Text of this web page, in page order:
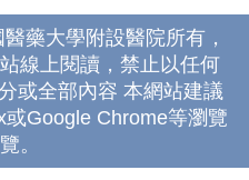
藥大學附設醫院所有，
線上閱讀，禁止以任何
或全部內容 本網站建議
Google Chrome等瀏覽
。